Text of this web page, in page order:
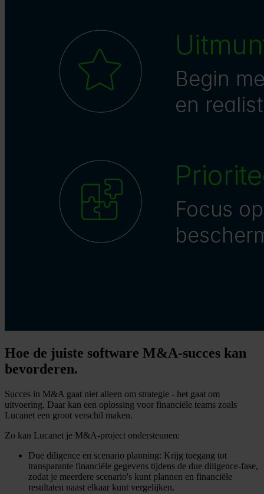
Hoe de juiste software M&A-succes kan
bevorderen.
Succes in M&A gaat niet alleen om strategie - het gaat om
uitvoering. Daar kan een oplossing voor financiële teams zoals
Lucanet een groot verschil maken.
Zo kan Lucanet je M&A-project ondersteunen:
Due diligence en scenario planning: Krijg toegang tot
transparante financiële gegevens tijdens de due diligence-fase,
zodat je meerdere scenario's kunt plannen en financiële
resultaten naast elkaar kunt vergelijken.